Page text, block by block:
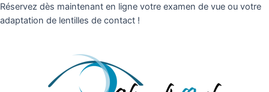
Réservez dès maintenant en ligne votre examen de vue ou votre
adaptation de lentilles de contact !